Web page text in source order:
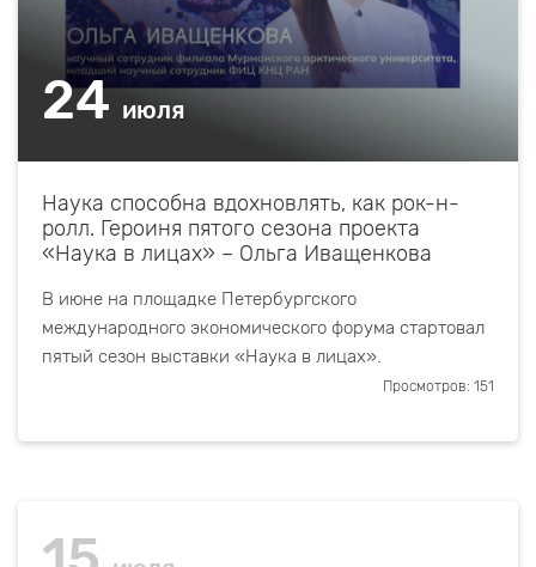
24 июля
Наука способна вдохновлять, как рок-н-
ролл. Героиня пятого сезона проекта
«Наука в лицах» – Ольга Иващенкова
В июне на площадке Петербургского
международного экономического форума стартовал
пятый сезон выставки «Наука в лицах».
Просмотров: 151